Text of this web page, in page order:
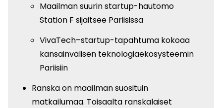
Maailman suurin startup-hautomo
Station F sijaitsee Pariisissa
VivaTech–startup-tapahtuma kokoaa
kansainvälisen teknologiaekosysteemin
Pariisiin
Ranska on maailman suosituin
matkailumaa. Toisaalta ranskalaiset